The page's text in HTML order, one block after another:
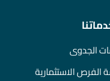
الجدوى
الفرص الاستثمارية